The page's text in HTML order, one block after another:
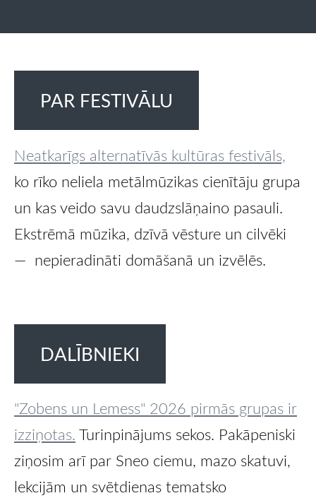
PAR FESTIVĀLU
Neatkarīgs alternatīvās kultūras festivāls,
ko rīko neliela metālmūzikas cienītāju grupa
un kas veido savu daudzslāņaino pasauli.
Ekstrēmā mūzika, dzīvā vēsture un cilvēki
— nepieradināti domāšanā un izvēlēs.
DALĪBNIEKI
"Zobens un Lemess" 2026 pirmās grupas ir
izziņotas. Turinpinājums sekos. Pakāpeniski
ziņosim arī par Sneo ciemu, mazo skatuvi,
lekcijām un svētdienas tematsko